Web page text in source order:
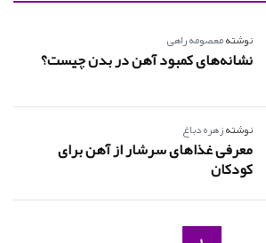
نوشتهمعصومه راهی
نشانه‌های کمبود آهن در بدن چیست؟
نوشتهزهره دباغ
معرفی غذاهای سرشار از آهن برای
کودکان